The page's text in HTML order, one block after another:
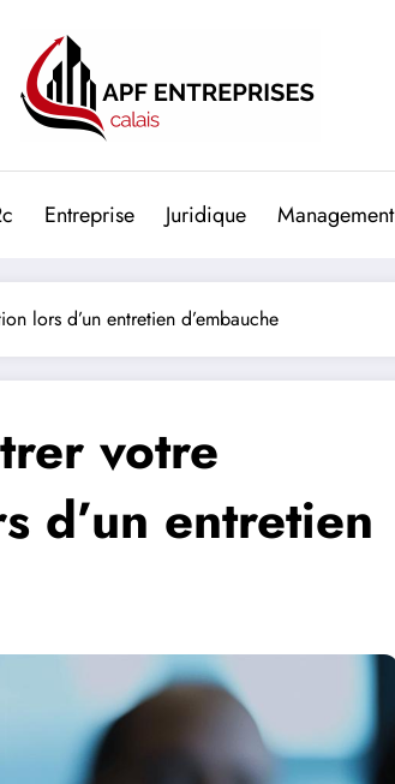
Entreprise Juridique Management
lors d’un entretien d’embauche
votre
d’un entretien